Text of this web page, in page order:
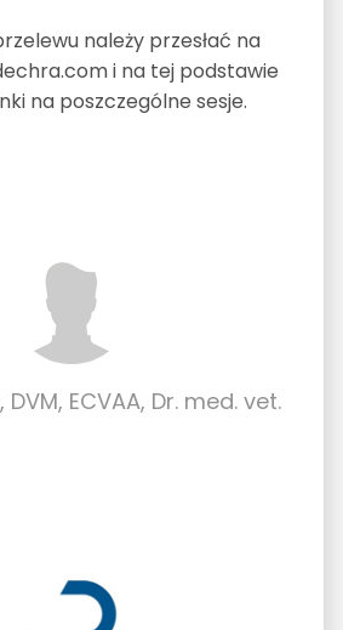
należy przesłać na
i na tej podstawie
na poszczególne sesje.
ECVAA, Dr. med. vet.